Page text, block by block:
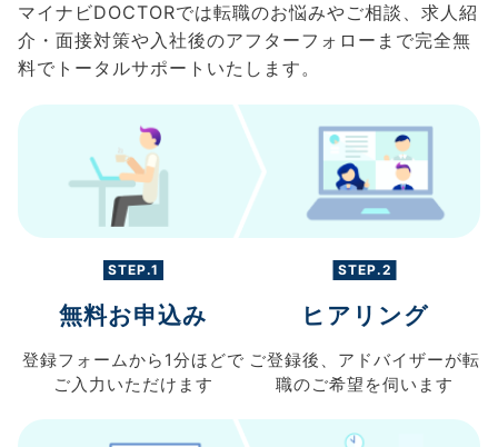
マイナビDOCTORでは転職のお悩みやご相談、求人紹
介・面接対策や入社後のアフターフォローまで完全無
料でトータルサポートいたします。
STEP.1
無料お申込み
登録フォームから 1分ほどで
ご入力 いただけます
STEP.2
ヒアリング
ご登録後、 アドバイザーが転
職のご希望を伺います